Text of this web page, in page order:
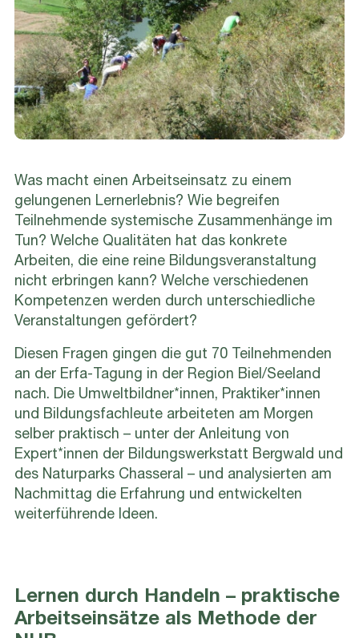
Was macht einen Arbeitseinsatz zu einem
gelungenen Lernerlebnis? Wie begreifen
Teilnehmende systemische Zusammenhänge im
Tun? Welche Qualitäten hat das konkrete
Arbeiten, die eine reine Bildungsveranstaltung
nicht erbringen kann? Welche verschiedenen
Kompetenzen werden durch unterschiedliche
Veranstaltungen gefördert?
Diesen Fragen gingen die gut 70 Teilnehmenden
an der Erfa-Tagung in der Region Biel/Seeland
nach. Die Umweltbildner*innen, Praktiker*innen
und Bildungsfachleute arbeiteten am Morgen
selber praktisch – unter der Anleitung von
Expert*innen der Bildungswerkstatt Bergwald und
des Naturparks Chasseral – und analysierten am
Nachmittag die Erfahrung und entwickelten
weiterführende Ideen.
Lernen durch Handeln – praktische
Arbeitseinsätze als Methode der